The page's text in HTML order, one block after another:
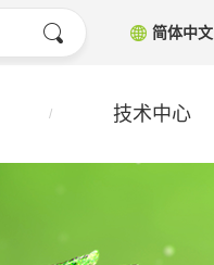
简体中文
技术中心